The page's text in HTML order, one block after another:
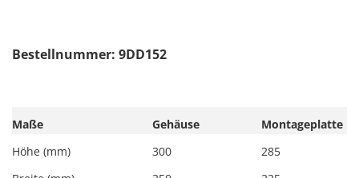
Bestellnummer: 9DD152
Maße Gehäuse
Montageplatte
Höhe (mm)
300
285